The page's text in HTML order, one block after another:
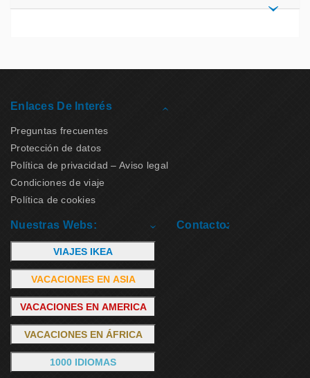
Enlaces De Interés
Preguntas frecuentes
Protección de datos
Política de privacidad – Aviso legal
Condiciones de viaje
Política de cookies
Nuestras Webs:
VIAJES IKEA
VACACIONES EN ASIA
VACACIONES EN AMERICA
VACACIONES EN ÁFRICA
1000 IDIOMAS
Contacto: